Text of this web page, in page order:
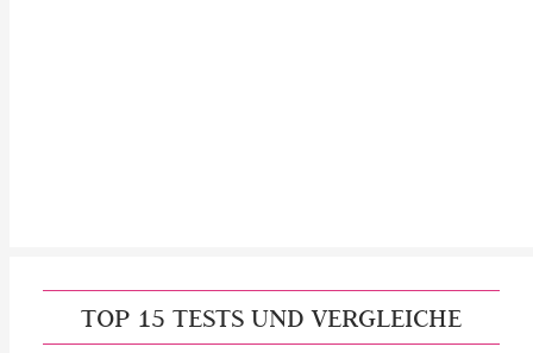
TOP 15 TESTS UND VERGLEICHE